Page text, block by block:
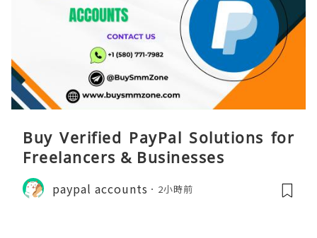
Buy Verified PayPal Solutions for
Freelancers & Businesses
paypal accounts 2小時前